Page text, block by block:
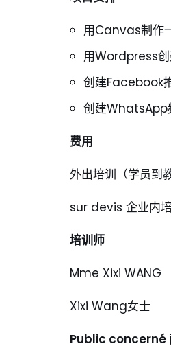
用Canvas制作
用Wordpress创
创建Facebook
创建WhatsApp
费用
外出培训（学员
sur devis 企业内
培训师
Mme Xixi WANG
Xixi Wang女士
Public concerné